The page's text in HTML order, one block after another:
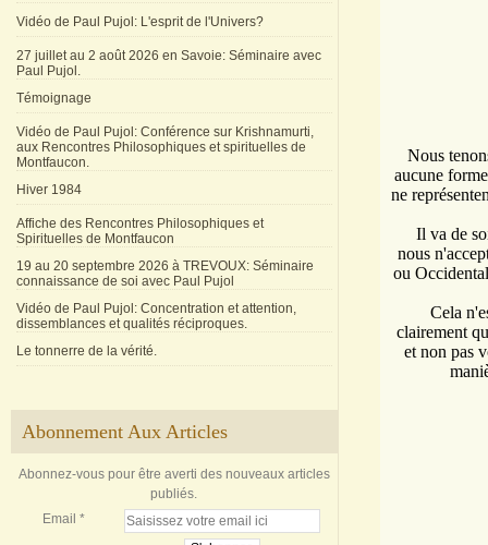
Vidéo de Paul Pujol: L'esprit de l'Univers?
27 juillet au 2 août 2026 en Savoie: Séminaire avec
Paul Pujol.
Témoignage
Vidéo de Paul Pujol: Conférence sur Krishnamurti,
aux Rencontres Philosophiques et spirituelles de
Montfaucon.
Hiver 1984
Affiche des Rencontres Philosophiques et
Spirituelles de Montfaucon
19 au 20 septembre 2026 à TREVOUX: Séminaire
connaissance de soi avec Paul Pujol
Vidéo de Paul Pujol: Concentration et attention,
dissemblances et qualités réciproques.
Le tonnerre de la vérité.
Abonnement Aux Articles
Abonnez-vous pour être averti des nouveaux articles
publiés.
Email
Nous
aucune
ne
Il va de
nous
ou
Cela
clairement
et non pas